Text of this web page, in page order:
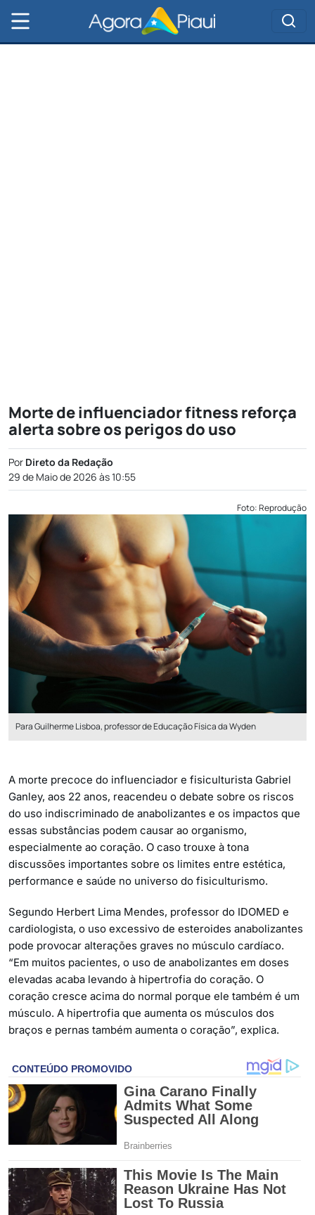
Morte de influenciador fitness reforça
alerta sobre os perigos do uso
Por Direto da Redação
29 de Maio de 2026 às 10:55
Foto: Reprodução
Para Guilherme Lisboa, professor de Educação Física da Wyden
A morte precoce do influenciador e fisiculturista Gabriel
Ganley, aos 22 anos, reacendeu o debate sobre os riscos
do uso indiscriminado de anabolizantes e os impactos que
essas substâncias podem causar ao organismo,
especialmente ao coração. O caso trouxe à tona
discussões importantes sobre os limites entre estética,
performance e saúde no universo do fisiculturismo.
Segundo Herbert Lima Mendes, professor do IDOMED e
cardiologista, o uso excessivo de esteroides anabolizantes
pode provocar alterações graves no músculo cardíaco.
“Em muitos pacientes, o uso de anabolizantes em doses
elevadas acaba levando à hipertrofia do coração. O
coração cresce acima do normal porque ele também é um
músculo. A hipertrofia que aumenta os músculos dos
braços e pernas também aumenta o coração”, explica.